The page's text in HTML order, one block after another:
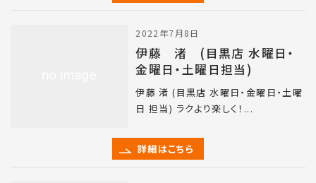
2022年7月8日
伊藤 渚 (目黒店 水曜日・
金曜日・土曜日担当)
伊藤 渚 (目黒店 水曜日・金曜日・土曜
日 担当) ラクより楽しく！...
詳細はこちら